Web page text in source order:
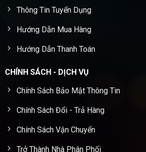
Thông Tin Tuyển Dụng
Hướng Dẫn Mua Hàng
Hướng Dẫn Thanh Toán
CHÍNH SÁCH - DỊCH VỤ
Chính Sách Bảo Mật Thông Tin
Chính Sách Đổi - Trả Hàng
Chính Sách Vận Chuyển
Trở Thành Nhà Phân Phối